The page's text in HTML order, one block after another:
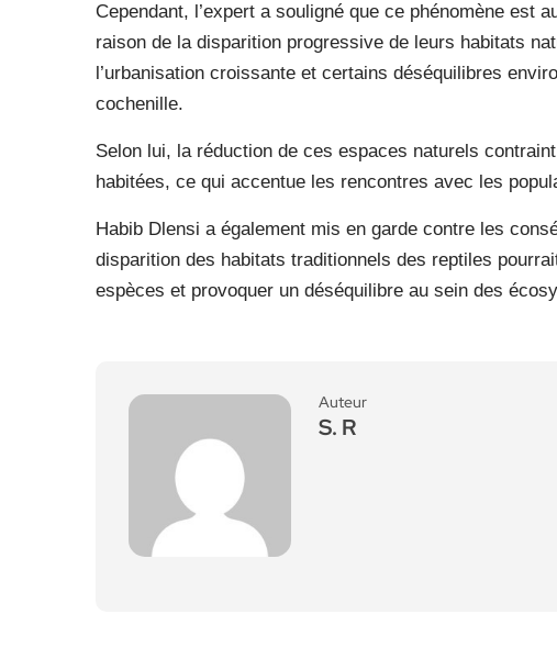
Cependant, l’expert a souligné que ce phénomène est
raison de la disparition progressive de leurs habitats
l’urbanisation croissante et certains déséquilibres
cochenille.
Selon lui, la réduction de ces espaces naturels
habitées, ce qui accentue les rencontres avec les
Habib Dlensi a également mis en garde contre les
disparition des habitats traditionnels des reptiles
espèces et provoquer un déséquilibre au sein des
Auteur
S. R